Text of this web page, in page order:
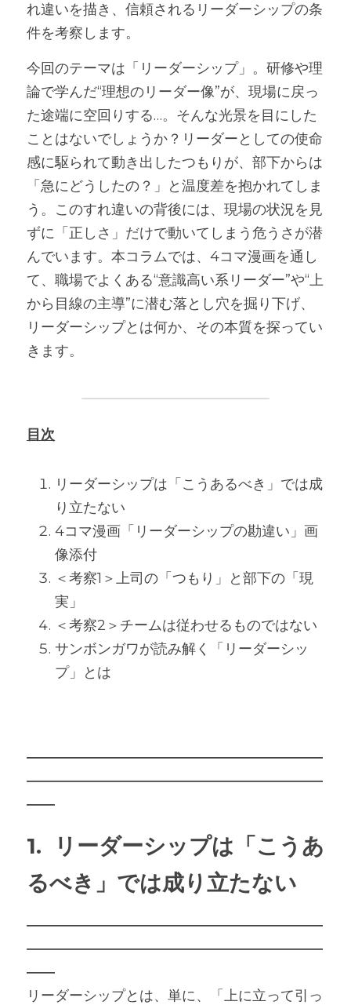
れ違いを描き、信頼されるリーダーシップの条
件を考察します。
今回のテーマは「リーダーシップ」。研修や理
論で学んだ“理想のリーダー像”が、現場に戻っ
た途端に空回りする…。そんな光景を目にした
ことはないでしょうか？リーダーとしての使命
感に駆られて動き出したつもりが、部下からは
「急にどうしたの？」と温度差を抱かれてしま
う。このすれ違いの背後には、現場の状況を見
ずに「正しさ」だけで動いてしまう危うさが潜
んでいます。本コラムでは、4コマ漫画を通し
て、職場でよくある“意識高い系リーダー”や“上
から目線の主導”に潜む落とし穴を掘り下げ、
リーダーシップとは何か、その本質を探ってい
きます。
目次
リーダーシップは「こうあるべき」では成
り立たない
4コマ漫画「リーダーシップの勘違い」画
像添付
＜考察1＞上司の「つもり」と部下の「現
実」
＜考察2＞チームは従わせるものではない
サンボンガワが読み解く「リーダーシッ
プ」とは
―――――――――――――――――――――
―――――――――――――――――――――
――
1.
リーダーシップは「こうあ
るべき」では成り立たない
―――――――――――――――――――――
―――――――――――――――――――――
――
リーダーシップとは、単に、「上に立って引っ